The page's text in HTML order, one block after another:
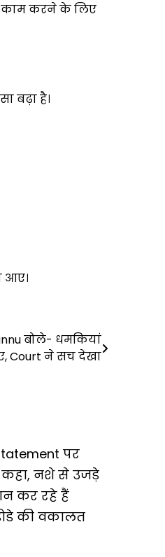
काम करने के लिए
बढ़ा है।
आए।
बोले- धमकियां
Court ने सच देखा
पर
कहा, नशे से उजड़े
कर रहे हैं
की वकालत